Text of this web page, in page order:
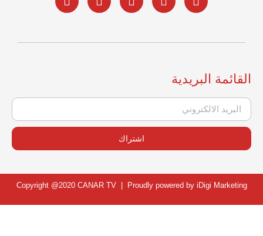
القائمة البريدية
اشتراك
Copyright @2020 CANAR TV | Proudly powered by iDigi Marketing